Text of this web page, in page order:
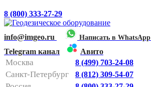
8 (800) 333-27-29
info@imgeo.ru Написать в WhatsApp
Telegram канал Авито
Москва 8 (499) 703-24-08
Санкт-Петербург 8 (812) 309-54-07